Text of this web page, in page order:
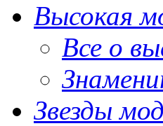
Высокая
Все о
Звезды